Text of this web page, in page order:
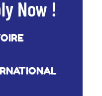
Now !